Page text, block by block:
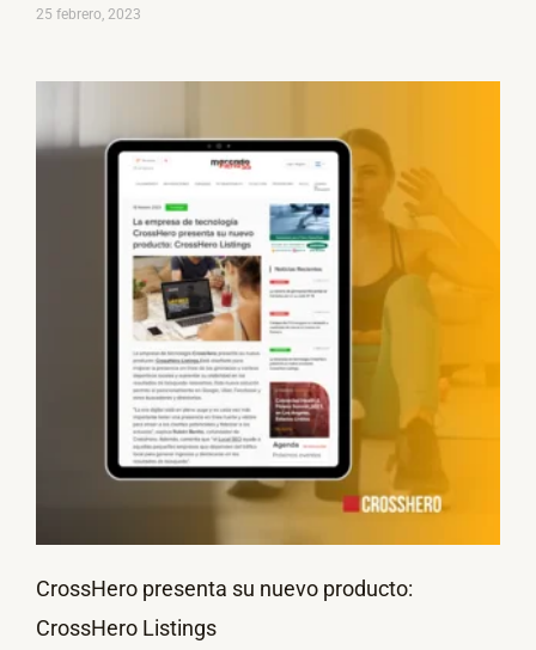
25 febrero, 2023
CrossHero presenta su nuevo producto:
CrossHero Listings